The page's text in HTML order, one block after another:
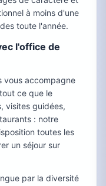
à moins d'une
toute l'année.
l'office de
vous accompagne
ce que le
visites guidées,
: notre
toutes les
un séjour sur
par la diversité